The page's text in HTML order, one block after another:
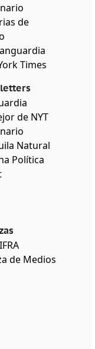
de
Times
de NYT
Natural
Política
de Medios